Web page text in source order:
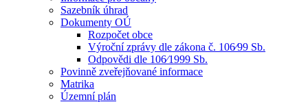
Sazebník úhrad
Dokumenty OÚ
Rozpočet obce
Výroční zprávy dle zákona č. 106⁄99 Sb.
Odpovědi dle 106⁄1999 Sb.
Povinně zveřejňované informace
Matrika
Územní plán